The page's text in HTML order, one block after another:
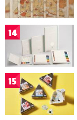
14
15